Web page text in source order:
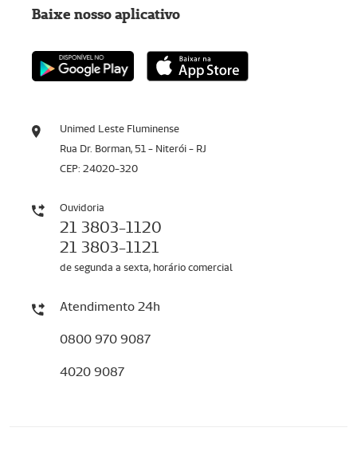
Unimed Leste Fluminense
Rua Dr. Borman, 51 - Niterói - RJ
CEP: 24020-320
Ouvidoria
21 3803-1120
21 3803-1121
de segunda a sexta, horário comercial
Atendimento 24h
0800 970 9087
4020 9087
Baixe nosso aplicativo